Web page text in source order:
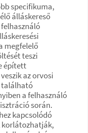
specifikuma,
álláskereső
megfelelő
teszi
épített
az orvosi
található
a felhasználó
során.
kapcsolódó
korlátozhatják,